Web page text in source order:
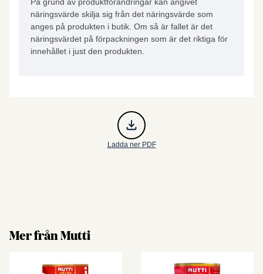
näringsvärde skilja sig från det näringsvärde som
anges på produkten i butik. Om så är fallet är det
näringsvärdet på förpackningen som är det riktiga för
innehållet i just den produkten.
Ladda ner PDF
Mer från Mutti